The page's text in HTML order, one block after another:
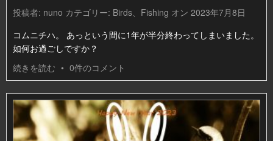
投稿者: nuno カテゴリー: Birds、 Fishing オン 2023年7月8日
コムニチハ。 あっという間に1年が半分終わってしまいました。
如何お過ごしですか？
続きを読む • 0件のコメント